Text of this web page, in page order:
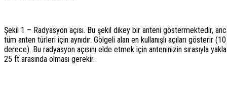
Şekil 1 – Radyasyon açısı. Bu şekil dikey bir anteni göstermektedir,
tüm anten türleri için aynıdır. Gölgeli alan en kullanışlı açıları gösterir
derece). Bu radyasyon açısını elde etmek için anteninizin sırasıyla
25 ft arasında olması gerekir.